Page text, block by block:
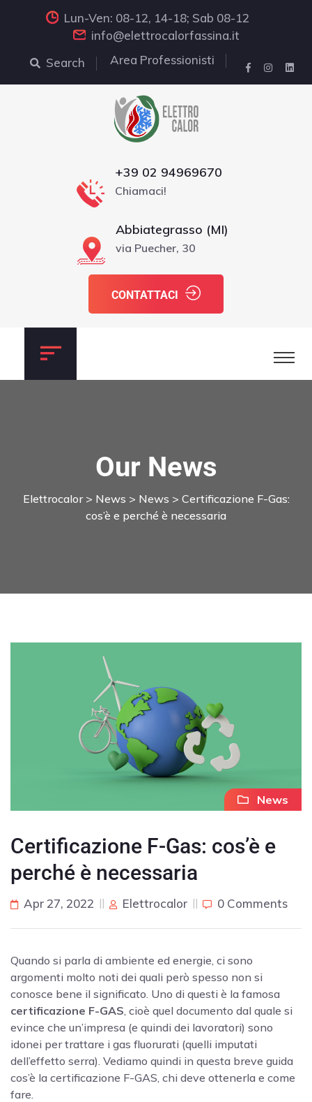
Lun-Ven: 08-12, 14-18; Sab 08-12
info@elettrocalorfassina.it
Search
Area Professionisti
+39 02 94969670
Chiamaci!
Abbiategrasso (MI)
via Puecher, 30
CONTATTACI
Our News
Elettrocalor> News > News > Certificazione F-Gas:
cos’è e perché è necessaria
News
Certificazione F-Gas: cos’è e
perché è necessaria
Apr 27, 2022 Elettrocalor 0 Comments
Quando si parla di ambiente ed energie, ci sono
argomenti molto noti dei quali però spesso non si
conosce bene il significato. Uno di questi è la famosa
certificazione F-GAS , cioè quel documento dal quale si
evince che un’impresa (e quindi dei lavoratori) sono
idonei per trattare i gas fluorurati (quelli imputati
dell’effetto serra). Vediamo quindi in questa breve guida
cos’è la certificazione F-GAS, chi deve ottenerla e come
fare.